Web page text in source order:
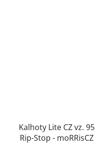
Kalhoty Lite CZ vz. 95
Rip-Stop - moRRisCZ